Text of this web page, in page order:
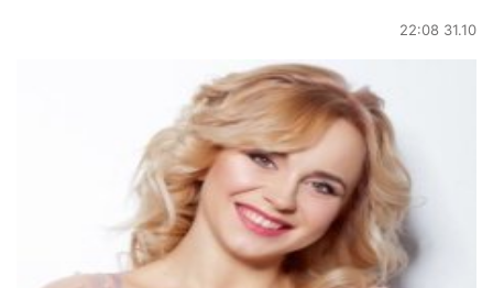
22:08 31.10